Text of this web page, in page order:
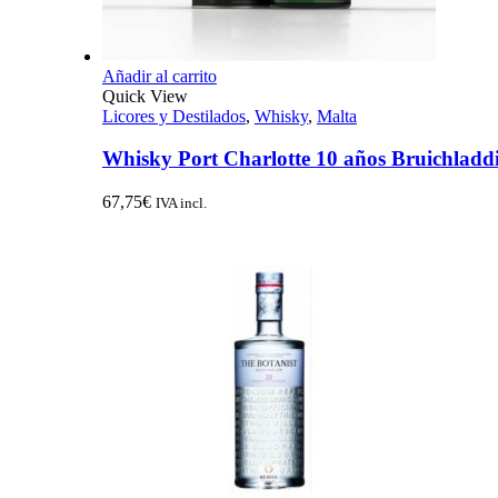
Añadir al carrito
Quick View
Licores y Destilados, Whisky, Malta
Whisky Port Charlotte 10 años
67,75€ IVA incl.